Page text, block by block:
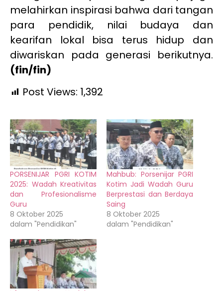
melahirkan inspirasi bahwa dari tangan
para pendidik, nilai budaya dan
kearifan lokal bisa terus hidup dan
diwariskan pada generasi berikutnya.
(fin/fin)
Post Views: 1,392
PORSENIJAR PGRI KOTIM
2025: Wadah Kreativitas
dan Profesionalisme
Guru
8 Oktober 2025
dalam "Pendidikan"
Mahbub: Porsenijar PGRI
Kotim Jadi Wadah Guru
Berprestasi dan Berdaya
Saing
8 Oktober 2025
dalam "Pendidikan"